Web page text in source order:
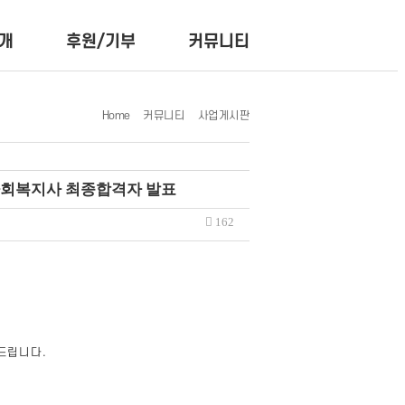
후원/기부 커뮤니티
Home 커뮤니티 사업게시판
복지사 최종합격자 발표
162
립니다.